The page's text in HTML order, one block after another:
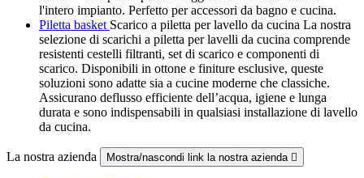
l'intero impianto. Perfetto per accessori da bagno e cucina.
Piletta basket Scarico a piletta per lavello da cucina La nostra
selezione di scarichi a piletta per lavelli da cucina comprende
resistenti cestelli filtranti, set di scarico e componenti di
scarico. Disponibili in ottone e finiture esclusive, queste
soluzioni sono adatte sia a cucine moderne che classiche.
Assicurano deflusso efficiente dell’acqua, igiene e lunga
durata e sono indispensabili in qualsiasi installazione di lavello
da cucina.
La nostra azienda Mostra/nascondi link la nostra azienda 